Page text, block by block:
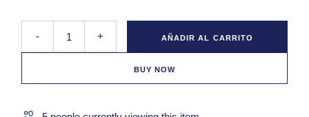
Sodimel Suero Facial Antioxidante 30ml quantity
-
+ AÑADIR AL CARRITO
BUY NOW